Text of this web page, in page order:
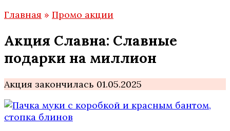
Главная » Промо акции
Акция Славна: Славные
подарки на миллион
Акция закончилась 01.05.2025